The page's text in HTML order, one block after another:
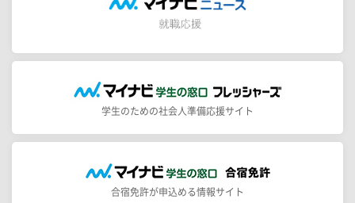
学生のための社会人準備応援サイト
合宿免許が申込める情報サイト